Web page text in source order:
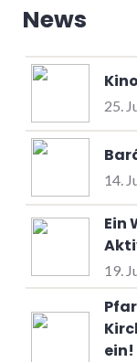
News
25.
14.
Ein
19.
ein!